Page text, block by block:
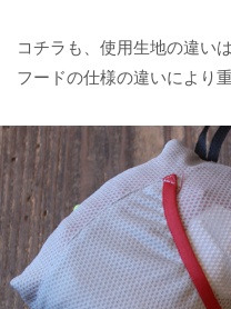
コチラも、使用生地の違い
フードの仕様の違いにより